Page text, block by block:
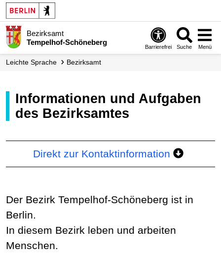
Bezirksamt
Tempelhof-Schöneberg
Barrierefrei Suche Menü
Leichte Sprache Bezirks­amt
Informationen und Aufgaben
des Bezirksamtes
Direkt zur Kontaktinformation
Der Bezirk Tempelhof-Schöneberg ist in
Berlin.
In diesem Bezirk leben und arbeiten
Menschen.